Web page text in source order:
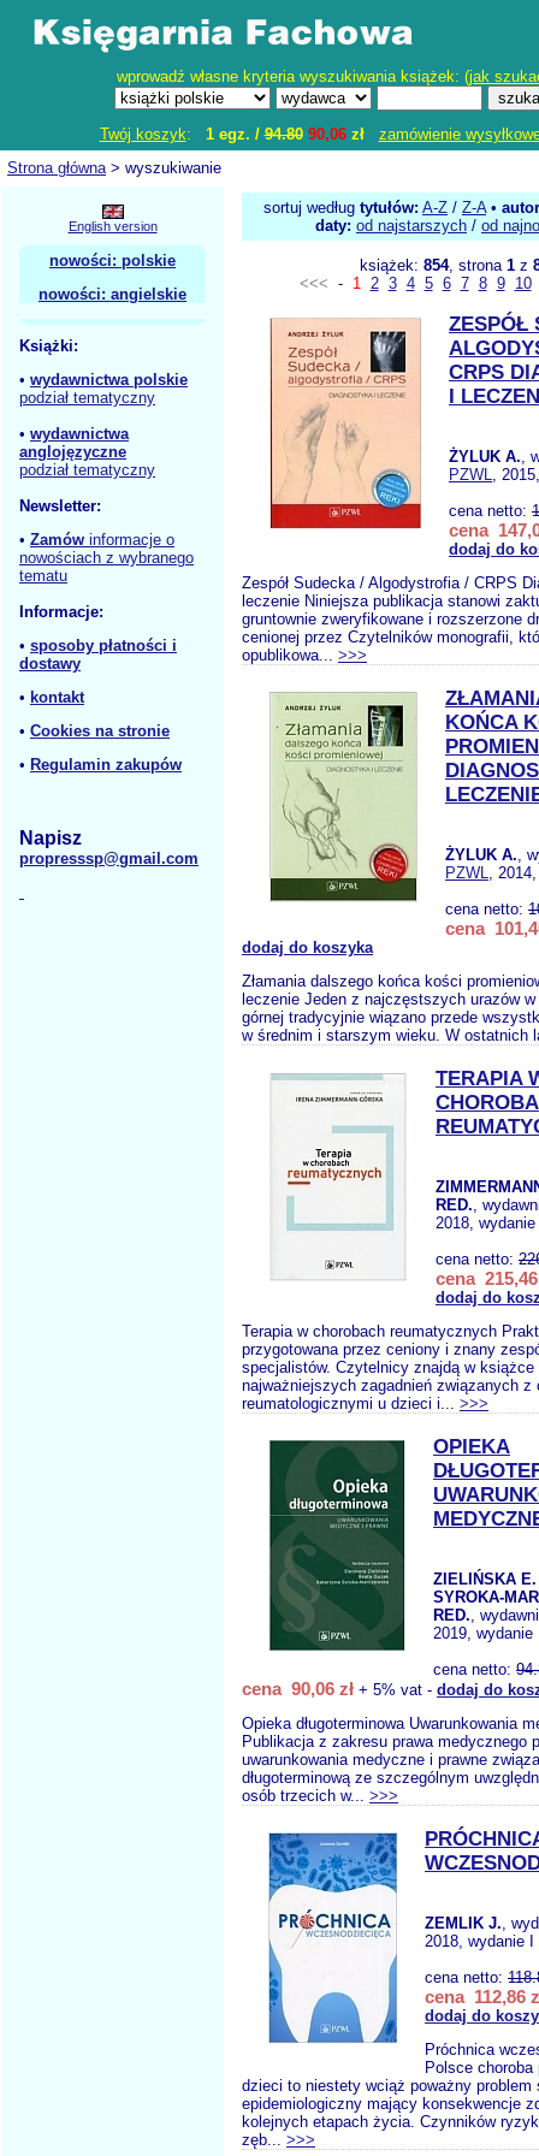
wprowadź własne kryteria wyszukiwania książek: (jak
Twój koszyk: 1 egz. /94.80 90,06zł
zamówienie
Strona główna> wyszukiwanie
English version
nowości: polskie
nowości: angielskie
Książki:
• wydawnictwa polskie
podział tematyczny
• wydawnictwa
anglojęzyczne
podział tematyczny
Newsletter:
• Zamów informacje o
nowościach z wybranego
tematu
Informacje:
• sposoby płatności i
dostawy
• kontakt
• Cookies na stronie
• Regulamin zakupów
Napisz
propresssp@gmail.com
sortuj według tytułów: A-Z / Z-A•
daty: od najstarszych / od
książek: 854, strona 1z
<<< - 1 2 3 4 5 6 7 8 9 10
ZESPÓŁ
CRPS
I
ŻYLUK A.,
PZWL,
cena netto:
cena
dodaj do
Zespół Sudecka / Algodystrofia / CRPS
leczenie Niniejsza publikacja stanowi
gruntownie zweryfikowane i rozszerzone
cenionej przez Czytelników monografii,
opublikowa... >>>
KOŃCA
ŻYLUK A.,
PZWL,
cena netto:
cena
dodaj do koszyka
Złamania dalszego końca kości
leczenie Jeden z najczęstszych urazów
górnej tradycyjnie wiązano przede
w średnim i starszym wieku. W ostatnich
TERAPIA
RED.,
2018, wydanie
cena netto:
cena 215,46
dodaj do
Terapia w chorobach reumatycznych
przygotowana przez ceniony i znany
specjalistów. Czytelnicy znajdą w książce
najważniejszych zagadnień związanych z
reumatologicznymi u dzieci i... >>>
OPIEKA
ZIELIŃSKA
SYROKA-
RED.,
2019, wydanie
cena netto:
cena 90,06 zł + 5% vat - dodaj do
Opieka długoterminowa Uwarunkowania
Publikacja z zakresu prawa medycznego
uwarunkowania medyczne i prawne
długoterminową ze szczególnym
osób trzecich w... >>>
ZEMLIK J.,
2018, wydanie I
cena netto:
cena 112,86
dodaj do
Próchnica
Polsce choroba
dzieci to niestety wciąż poważny problem
epidemiologiczny mający konsekwencje
kolejnych etapach życia. Czynników
zęb... >>>